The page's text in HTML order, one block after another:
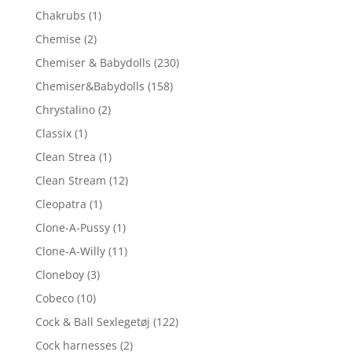
Chakrubs (1)
Chemise (2)
Chemiser & Babydolls (230)
Chemiser&Babydolls (158)
Chrystalino (2)
Classix (1)
Clean Strea (1)
Clean Stream (12)
Cleopatra (1)
Clone-A-Pussy (1)
Clone-A-Willy (11)
Cloneboy (3)
Cobeco (10)
Cock & Ball Sexlegetøj (122)
Cock harnesses (2)